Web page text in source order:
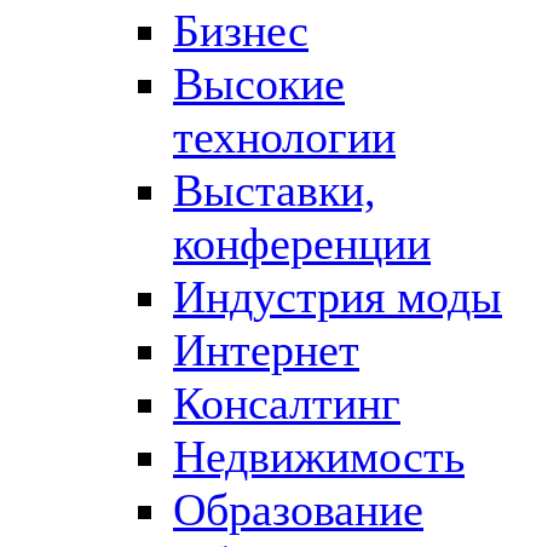
Бизнес
Высокие
технологии
Выставки,
конференции
Индустрия моды
Интернет
Консалтинг
Недвижимость
Образование